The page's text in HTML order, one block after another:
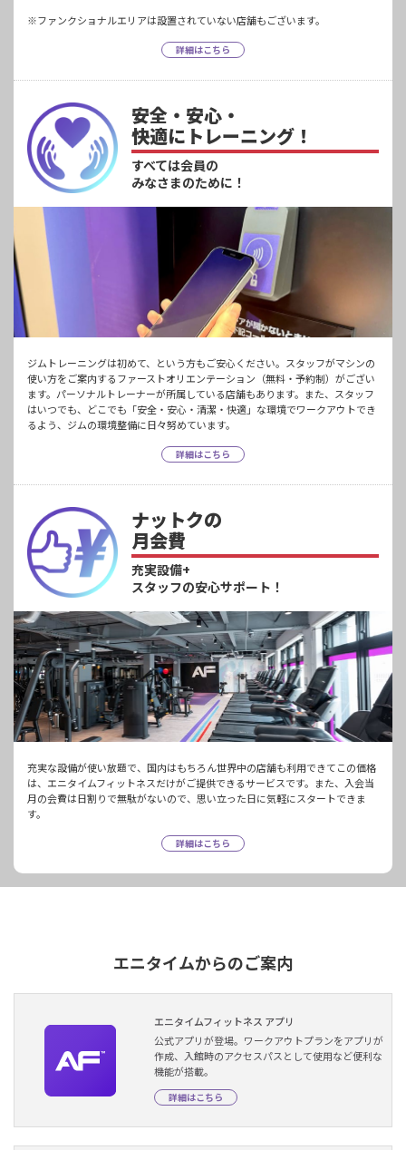
※ファンクショナルエリアは設置されていない店舗もございます。
詳細はこちら
安全・安心・
快適にトレーニング！
すべては会員の
みなさまのために！
ジムトレーニングは初めて、という方もご安心ください。スタッフがマシンの
使い方をご案内するファーストオリエンテーション（無料・予約制）がござい
ます。パーソナルトレーナーが所属している店舗もあります。また、スタッフ
はいつでも、どこでも「安全・安心・清潔・快適」な環境でワークアウトでき
るよう、ジムの環境整備に日々努めています。
詳細はこちら
ナットクの
月会費
充実設備+
スタッフの安心サポート！
充実な設備が使い放題で、国内はもちろん世界中の店舗も利用できてこの価格
は、エニタイムフィットネスだけがご提供できるサービスです。また、入会当
月の会費は日割りで無駄がないので、思い立った日に気軽にスタートできま
す。
詳細はこちら
エニタイムからのご案内
エニタイムフィットネス アプリ
公式アプリが登場。ワークアウトプランをアプリが
作成、入館時のアクセスパスとして使用など便利な
機能が搭載。
詳細はこちら